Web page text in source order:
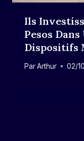
Ils
Pesos
Dispositifs
ParArthur 02/